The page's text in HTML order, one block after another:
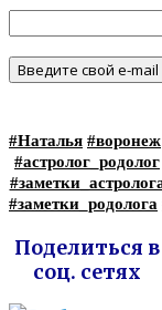
#Наталья #воронеж
#астролог_родолог
#заметки_родолога
Поделиться в
соц. сетях